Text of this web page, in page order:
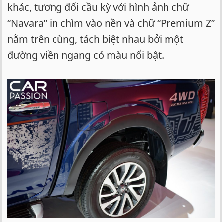
khác, tương đối cầu kỳ với hình ảnh chữ
“Navara” in chìm vào nền và chữ “Premium Z”
nằm trên cùng, tách biệt nhau bởi một
đường viền ngang có màu nổi bật.